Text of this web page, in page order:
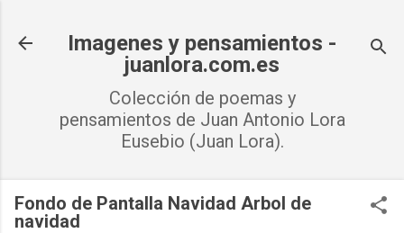
Imagenes y pensamientos -
juanlora.com.es
Colección de poemas y
pensamientos de Juan Antonio Lora
Eusebio (Juan Lora).
Fondo de Pantalla Navidad Arbol de
navidad